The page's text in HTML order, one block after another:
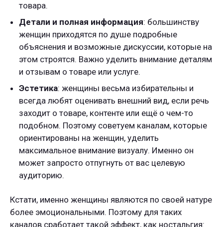
товара.
Детали и полная информация: большинству
женщин приходятся по душе подробные
объяснения и возможные дискуссии, которые на
этом строятся. Важно уделить внимание деталям
и отзывам о товаре или услуге.
Эстетика: женщины весьма избирательны и
всегда любят оценивать внешний вид, если речь
заходит о товаре, контенте или ещё о чем-то
подобном. Поэтому советуем каналам, которые
ориентированы на женщин, уделить
максимальное внимание визуалу. Именно он
может запросто отпугнуть от вас целевую
аудиторию.
Кстати, именно женщины являются по своей натуре
более эмоциональными. Поэтому для таких
каналов сработает такой эффект, как ностальгия: